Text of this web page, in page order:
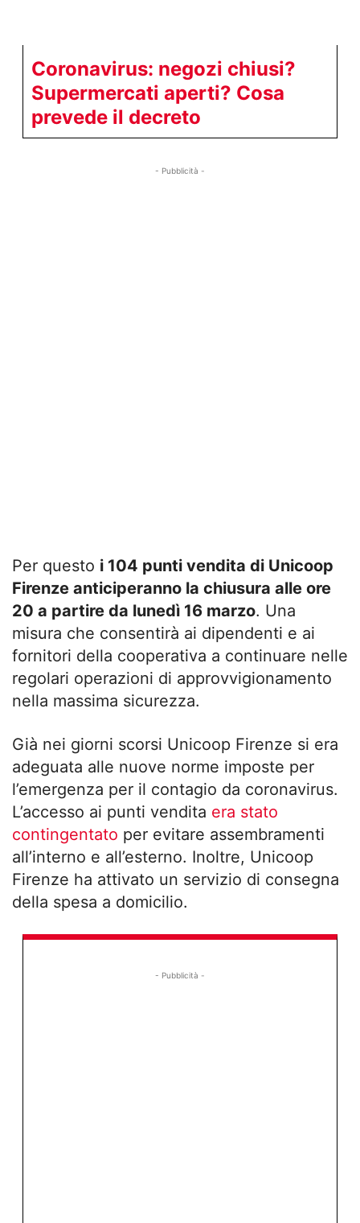
Coronavirus: negozi chiusi?
Supermercati aperti? Cosa
prevede il decreto
- Pubblicità -
Per questo i 104 punti vendita di Unicoop
Firenze anticiperanno la chiusura alle ore
20 a partire da lunedì 16 marzo. Una
misura che consentirà ai dipendenti e ai
fornitori della cooperativa a continuare nelle
regolari operazioni di approvvigionamento
nella massima sicurezza.
Già nei giorni scorsi Unicoop Firenze si era
adeguata alle nuove norme imposte per
l’emergenza per il contagio da coronavirus.
L’accesso ai punti vendita era stato
contingentato per evitare assembramenti
all’interno e all’esterno. Inoltre, Unicoop
Firenze ha attivato un servizio di consegna
della spesa a domicilio.
- Pubblicità -